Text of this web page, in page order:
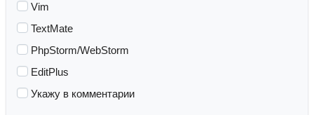
Vim
TextMate
PhpStorm/WebStorm
EditPlus
Укажу в комментарии